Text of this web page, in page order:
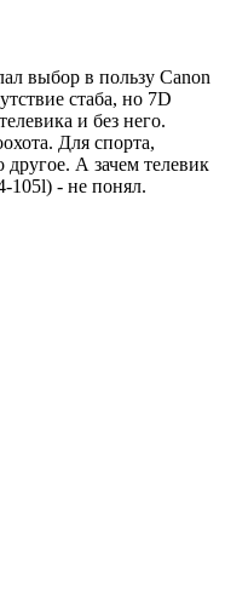
выбор в пользу Canon
стаба, но 7D
и без него.
Для спорта,
А зачем телевик
105l) - не понял.